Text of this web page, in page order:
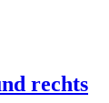
rechts